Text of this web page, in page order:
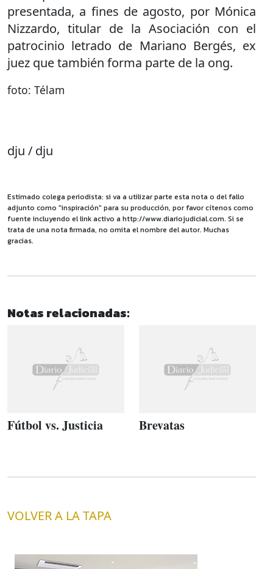
presentada, a fines de agosto, por Mónica
Nizzardo, titular de la Asociación con el
patrocinio letrado de Mariano Bergés, ex
juez que también forma parte de la ong.
foto: Télam
dju / dju
Estimado colega periodista: si va a utilizar parte esta nota o del fallo
adjunto como "inspiración" para su producción, por favor cítenos como
fuente incluyendo el link activo a http://www.diariojudicial.com. Si se
trata de una nota firmada, no omita el nombre del autor. Muchas
gracias.
Notas relacionadas:
Fútbol vs. Justicia Brevatas
VOLVER A LA TAPA